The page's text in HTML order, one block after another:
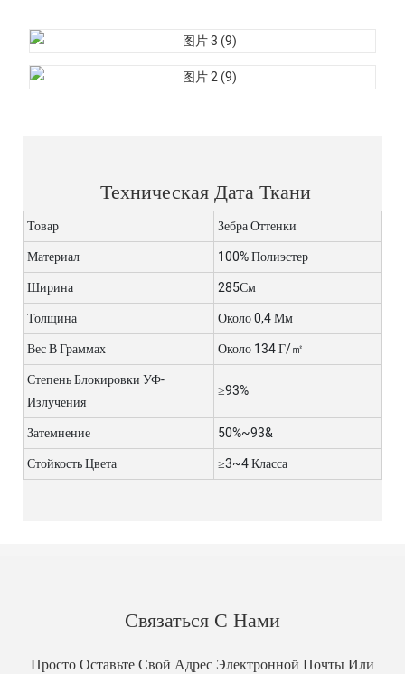
Техническая Дата Ткани
Товар
Зебра Оттенки
Материал
100% Полиэстер
Ширина
285См
Толщина
Около 0,4 Мм
Вес В Граммах
Около 134 Г/㎡
Степень Блокировки УФ-
Излучения
≥93%
Затемнение
50%~93&
Стойкость Цвета
≥3~4 Класса
Связаться С Нами
Просто Оставьте Свой Адрес Электронной Почты Или